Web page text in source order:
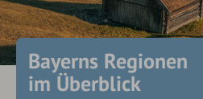
Bayerns Regionen
im Überblick